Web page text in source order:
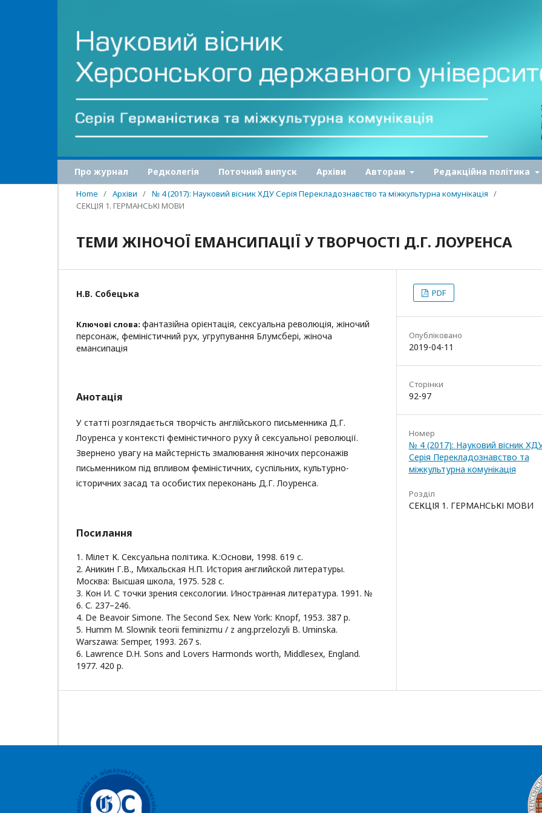
Про журнал Редколегія Поточний випуск Архіви Авторам Редакційна політика
Home / Архіви / № 4 (2017): Науковий вісник ХДУ Серія Перекладознавство та міжкультурна комунікація /
СЕКЦІЯ 1. ГЕРМАНСЬКІ МОВИ
ТЕМИ ЖІНОЧОЇ ЕМАНСИПАЦІЇ У ТВОРЧОСТІ Д.Г. ЛОУРЕНСА
Н.В. Собецька
Ключові слова: фантазійна орієнтація, сексуальна революція, жіночий
персонаж, феміністичний рух, угрупування Блумсбері, жіноча
емансипація
Анотація
У статті розглядається творчість англійського письменника Д.Г.
Лоуренса у контексті феміністичного руху й сексуальної революції.
Звернено увагу на майстерність змалювання жіночих персонажів
письменником під впливом феміністичних, суспільних, культурно-
історичних засад та особистих переконань Д.Г. Лоуренса.
Посилання
1. Мілет К. Сексуальна політика. К.:Основи, 1998. 619 с.
2. Аникин Г.В., Михальская Н.П. История английской литературы.
Москва: Высшая школа, 1975. 528 с.
3. Кон И. С точки зрения сексологии. Иностранная литература. 1991. №
6. С. 237–246.
4. De Beavoir Simone. The Second Sex. New York: Knopf, 1953. 387 p.
5. Humm M. Slownik teorii feminizmu / z ang.przelozyli B. Uminska.
Warszawa: Semper, 1993. 267 s.
6. Lawrence D.H. Sons and Lovers Harmonds worth, Middlesex, England.
1977. 420 p.
PDF
Опубліковано
2019-04-11
Сторінки
92-97
Номер
№ 4 (2017): Науковий вісник
Серія Перекладознавство та
міжкультурна комунікація
Розділ
СЕКЦІЯ 1. ГЕРМАНСЬКІ МОВИ